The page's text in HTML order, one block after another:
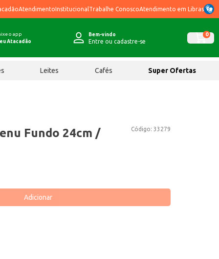
AtendimentoInstitucional Trabalhe ConoscoAtendimento em Libras
o app
Atacadão
Bem-vindo
Entre ou cadastre-se
0
Leites Cafés Super Ofertas
Código: 33279
Fundo 24cm /
Adicionar